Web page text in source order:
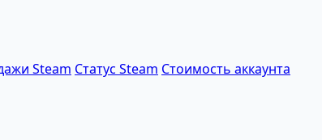
Steam Статус Steam Стоимость аккаунта